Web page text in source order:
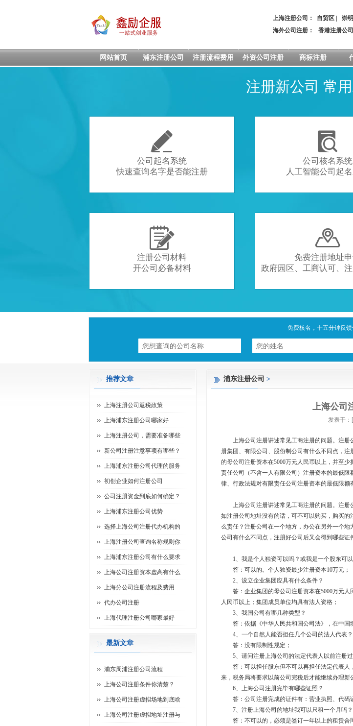
上海注册公司： 自贸区 崇明
海外公司注册：
香港注册公司
网站首页 浦东注册公司 注册流程费用 外资公司注册 商标注册
注册新公司 常

公司起名系统
快速查询名字是否能注册

公司核名系统
人工智能公司起

注册公司材料
开公司必备材料

免费注册地址
政府园区、工商认可、
免费核名，十五分钟反馈
浦东注册公司 >
上海公司
发表于：
上海公司注册讲述常见工商注册的问题。注
册集团、有限公司、股份制公司有什么不同点，
的母公司注册资本在5000万元人民币以上，并至
责任公司（不含一人有限公司）注册资本的最低
律、行政法规对有限责任公司注册资本的最低限额
上海公司注册讲述常见工商注册的问题。注册
如注册公司地址没有的话，可不可以购买，购买
么责任？注册公司在一个地方，办公在另外一个
公司有什么不同点，注册好公司后又会得到哪些证
1、我是个人独资可以吗？或我是一个股东可以
答：可以的。个人独资最少注册资本10万元；
2、设立企业集团应具有什么条件？
答：企业集团的母公司注册资本在5000万元人
人民币以上；集团成员单位均具有法人资格；
3、我国公司有哪几种类型？
答：依据《中华人民共和国公司法》，在中国
4、一个自然人能否担任几个公司的法人代表？
答：没有限制性规定；
5、请问注册上海公司的法定代表人以前注册过
答：可以担任股东但不可以再担任法定代表人
来，税务局将要求以前公司完税后才能继续办理新
6、上海公司注册完毕有哪些证照？
答：公司注册完成的证件有：营业执照、代码
7、注册上海公司的地址我可以只租一个月吗？
答：不可以的，必须是签订一年以上的租赁合
推荐文章
上海注册公司返税政策
上海浦东注册公司哪家好
上海注册公司，需要准备哪些
新公司注册注意事项有哪些？
上海浦东注册公司代理的服务
初创企业如何注册公司
公司注册资金到底如何确定？
上海浦东注册公司优势
选择上海公司注册代办机构的
上海注册公司查询名称规则你
上海浦东注册公司有什么要求
上海公司注册资本虚高有什么
上海分公司注册流程及费用
代办公司注册
上海代理注册公司哪家最好
最新文章
浦东周浦注册公司流程
上海公司注册条件你清楚？
上海公司注册虚拟场地到底啥
上海公司注册虚拟地址注册与